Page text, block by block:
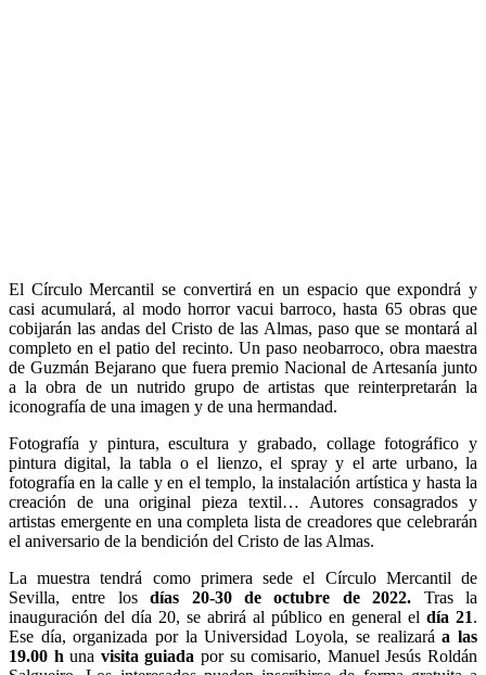
El Círculo Mercantil se convertirá en un espacio que expondrá y
casi acumulará, al modo horror vacui barroco, hasta 65 obras que
cobijarán las andas del Cristo de las Almas, paso que se montará al
completo en el patio del recinto. Un paso neobarroco, obra maestra
de Guzmán Bejarano que fuera premio Nacional de Artesanía junto
a la obra de un nutrido grupo de artistas que reinterpretarán la
iconografía de una imagen y de una hermandad.
Fotografía y pintura, escultura y grabado, collage fotográfico y
pintura digital, la tabla o el lienzo, el spray y el arte urbano, la
fotografía en la calle y en el templo, la instalación artística y hasta la
creación de una original pieza textil… Autores consagrados y
artistas emergente en una completa lista de creadores que celebrarán
el aniversario de la bendición del Cristo de las Almas.
La muestra tendrá como primera sede el Círculo Mercantil de
Sevilla, entre losdías 20-30 de octubre de 2022. Tras la
inauguración del día 20, se abrirá al público en general el día 21.
Ese día, organizada por la Universidad Loyola, se realizaráa las
19.00 h una visita guiada por su comisario, Manuel Jesús Roldán